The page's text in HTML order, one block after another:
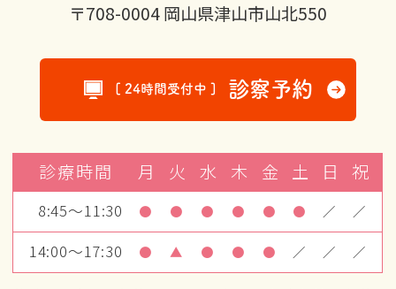
〒708-0004 岡山県津山市山北550
[ 24時間受付中 ] 診察予約
診療時間 月 火 水 木 金 土 日 祝
8:45～11:30 ● ● ● ● ● ● ／ ／
14:00～17:30 ● ▲ ● ● ● ／ ／ ／